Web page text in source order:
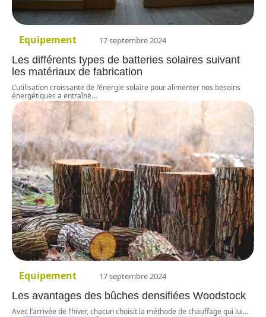
Equipement 17 septembre 2024
Les différents types de batteries solaires suivant
les matériaux de fabrication
L’utilisation croissante de l’énergie solaire pour alimenter nos besoins
énergétiques a entraîné…
Equipement 17 septembre 2024
Les avantages des bûches densifiées Woodstock
Avec l’arrivée de l’hiver, chacun choisit la méthode de chauffage qui lui…